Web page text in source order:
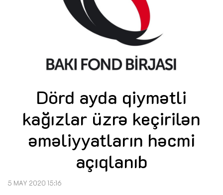
Dörd ayda qiymətli
kağızlar üzrə keçirilən
əməliyyatların həcmi
açıqlanıb
5 MAY 2020 15:16